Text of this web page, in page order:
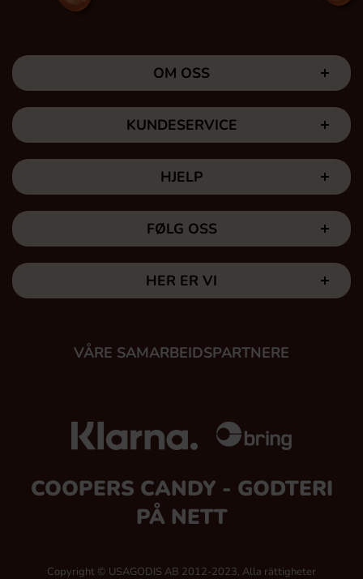
OM OSS
KUNDESERVICE
HJELP
FØLG OSS
HER ER VI
VÅRE SAMARBEIDSPARTNERE
COOPERS CANDY - GODTERI
PÅ NETT
Copyright © USAGODIS AB 2012-2023, Alla rättigheter